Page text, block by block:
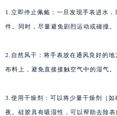
1.立即停止佩戴：一旦发现手表进水
件。同时，尽量避免剧烈运动或碰撞。
2.自然风干：将手表放在通风良好的
布料上，避免直接接触空气中的湿气。
3.使用干燥剂：可以将少量干燥剂（
夜。硅胶具有吸湿性，可以帮助去除表